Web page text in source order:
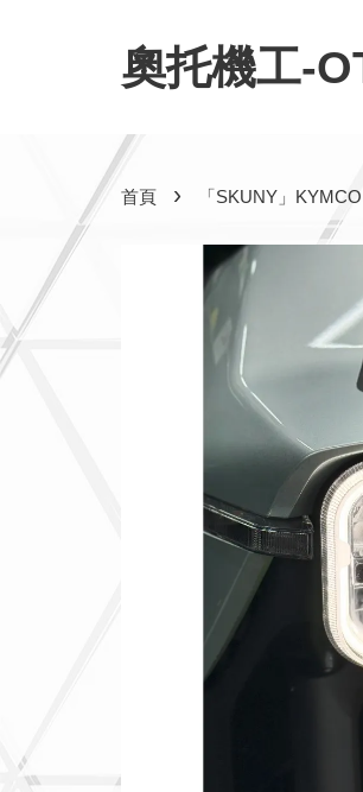
奧托機工-
首頁 › 「SKUNY」